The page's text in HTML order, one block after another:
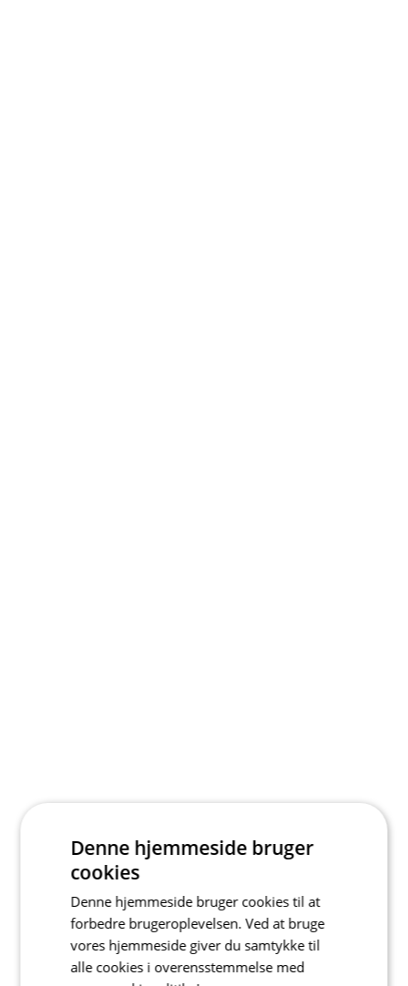
Denne hjemmeside bruger
cookies
Denne hjemmeside bruger cookies til at
forbedre brugeroplevelsen. Ved at bruge
vores hjemmeside giver du samtykke til
alle cookies i overensstemmelse med